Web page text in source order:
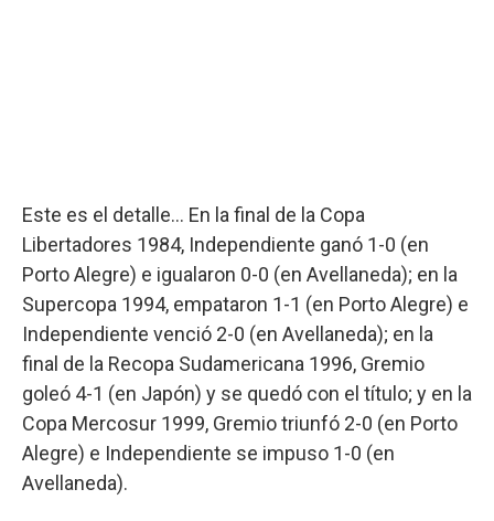
Este es el detalle… En la final de la Copa
Libertadores 1984, Independiente ganó 1-0 (en
Porto Alegre) e igualaron 0-0 (en Avellaneda); en la
Supercopa 1994, empataron 1-1 (en Porto Alegre) e
Independiente venció 2-0 (en Avellaneda); en la
final de la Recopa Sudamericana 1996, Gremio
goleó 4-1 (en Japón) y se quedó con el título; y en la
Copa Mercosur 1999, Gremio triunfó 2-0 (en Porto
Alegre) e Independiente se impuso 1-0 (en
Avellaneda).